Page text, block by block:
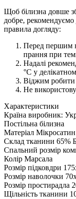
Щоб білизна довше
добре,
правила догляду:
Перед першим
прання при
Надалі
°C у
Віджим робити
Не
Характеристики
Країна виробник:
Постільна білизна
Матеріал Мікросатин
Склад тканини 65%
Спальний розмір
Колір Марсала
Розмір підковдри
Розмір наволочки
Розмір простирадла
Щільність тканини